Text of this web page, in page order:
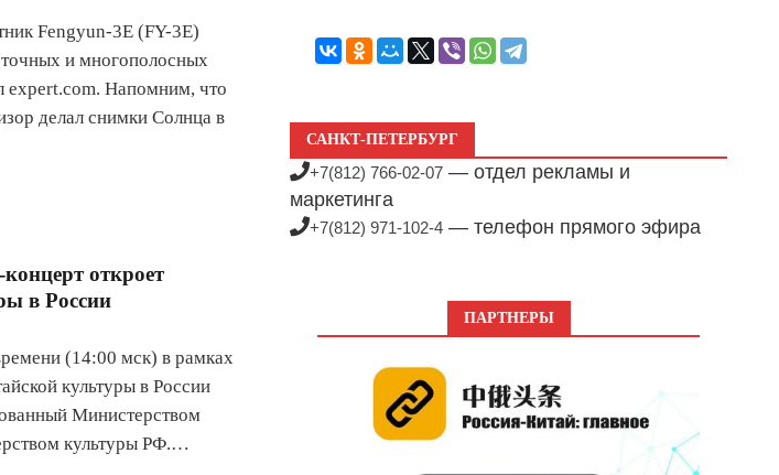
Fengyun-3E (FY-3E)
и многополосных
expert.com. Напомним, что
делал снимки Солнца в
откроет
в России
(14:00 мск) в рамках
культуры в России
Министерством
культуры РФ.…
САНКТ-ПЕТЕРБУРГ
+7(812) 766-02-07 — отдел рекламы и
маркетинга
+7(812) 971-102-4 — телефон прямого эфира
ПАРТНЕРЫ